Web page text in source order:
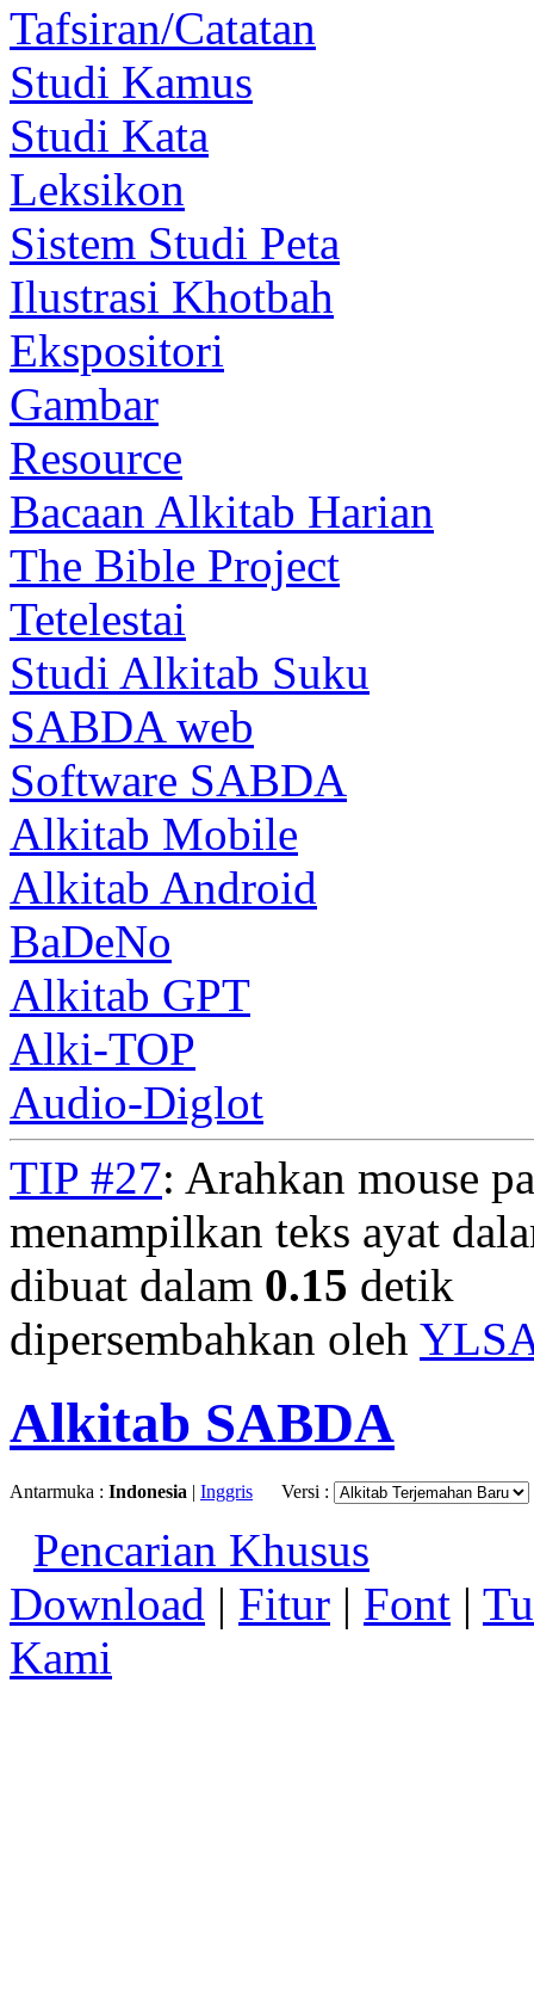
Tafsiran/Catatan
Studi Kamus
Studi Kata
Leksikon
Sistem Studi Peta
Ilustrasi Khotbah
Ekspositori
Gambar
Resource
Bacaan Alkitab Harian
The Bible Project
Tetelestai
Studi Alkitab Suku
SABDA web
Software SABDA
Alkitab Mobile
Alkitab Android
BaDeNo
Alkitab GPT
Alki-TOP
Audio-Diglot
TIP #27: Arahkan mouse
menampilkan teks ayat
dibuat dalam 0.15 detik
dipersembahkan oleh
Alkitab SABDA
Antarmuka : Indonesia | Inggris Versi :
Pencarian Khusus
Download | Fitur | Font |
Kami